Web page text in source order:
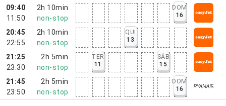
09:40
11:50
2h 10min
non-stop
DOM
16
20:45
22:55
2h 10min
non-stop
QUI
13
21:25
23:30
2h 5min
non-stop
TER
11
SÁB
15
21:45
23:50
2h 5min
non-stop
DOM
16